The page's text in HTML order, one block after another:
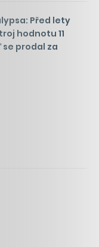
Před lety
hodnotu 11
prodal za